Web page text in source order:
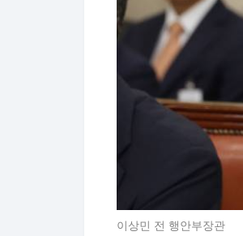
이상민 전 행안부장관